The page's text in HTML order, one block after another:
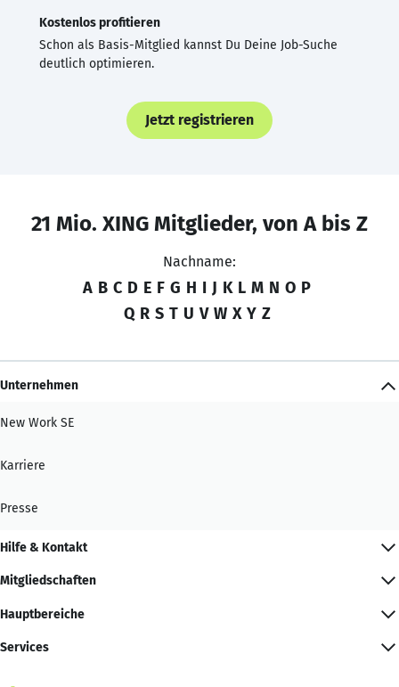
Kostenlos profitieren
Schon als Basis-Mitglied kannst Du Deine Job-Suche
deutlich optimieren.
Jetzt registrieren
21 Mio. XING Mitglieder, von A bis Z
Nachname:
A B C D E F G H I J K L M N O P
Q R S T U V W X Y Z
Unternehmen
New Work SE
Karriere
Presse
Hilfe & Kontakt
Mitgliedschaften
Hauptbereiche
Services